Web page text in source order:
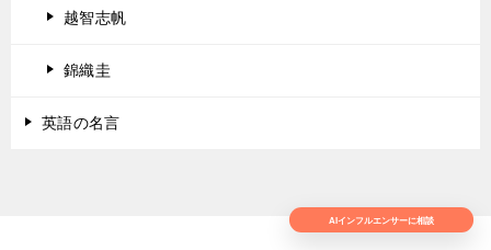
越智志帆
錦織圭
英語の名言
AIインフルエンサーに相談